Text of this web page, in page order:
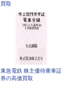
買取
東急電鉄 株主優待乗車証
券の高価買取